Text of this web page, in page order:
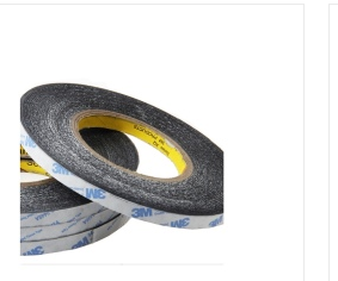
BLANCO
MX0264
CABLE DE
DATOS
TRENZADO
30W/20V/1.5A/1M
TYPE-C A
COMPLETA
CON IC PARA
IPHONE 17
PRO NEGRO
SOFT OLED